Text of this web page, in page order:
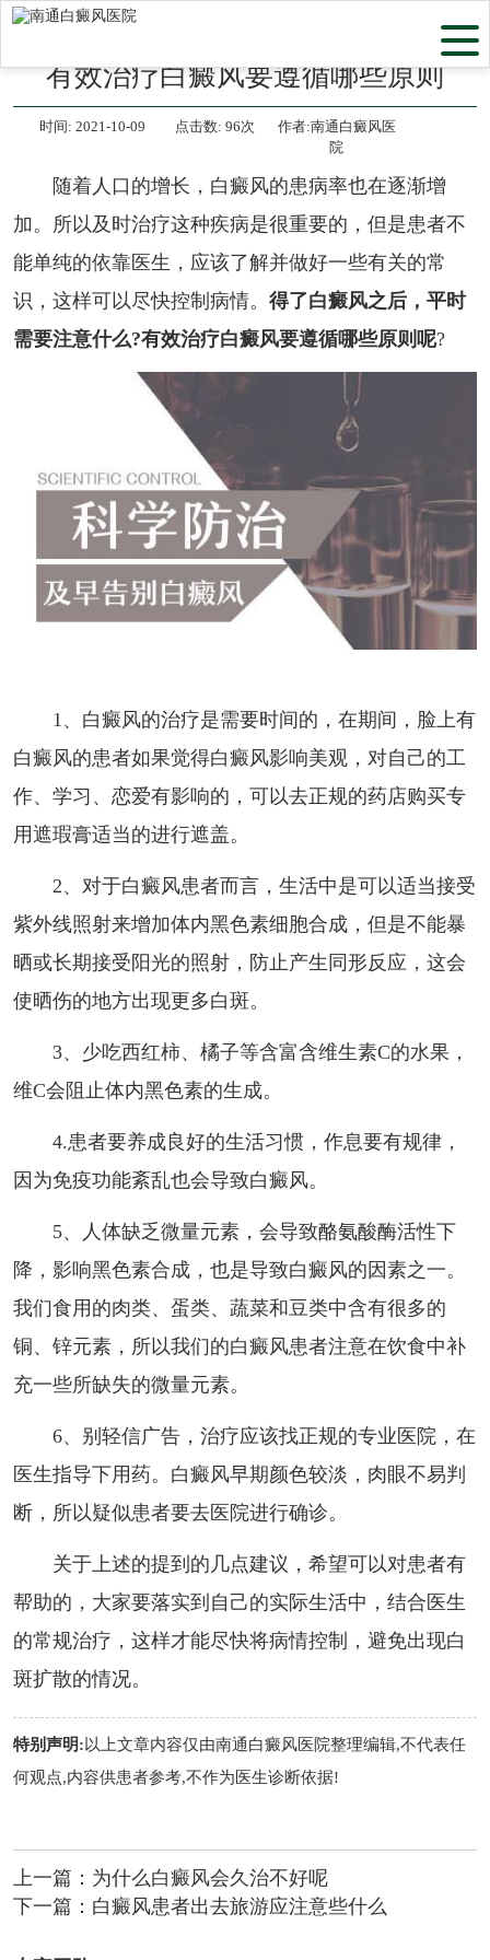
有效治疗白癜风要遵循哪些原则
时间: 2021-10-09 点击数: 96次
作者:南通白癜风医
院
随着人口的增长，白癜风的患病率也在逐渐增
加。所以及时治疗这种疾病是很重要的，但是患者不
能单纯的依靠医生，应该了解并做好一些有关的常
识，这样可以尽快控制病情。 得了白癜风之后，平时
需要注意什么?有效治疗白癜风要遵循哪些原则呢?
1、白癜风的治疗是需要时间的，在期间，脸上有
白癜风的患者如果觉得白癜风影响美观，对自己的工
作、学习、恋爱有影响的，可以去正规的药店购买专
用遮瑕膏适当的进行遮盖。
2、对于白癜风患者而言，生活中是可以适当接受
紫外线照射来增加体内黑色素细胞合成，但是不能暴
晒或长期接受阳光的照射，防止产生同形反应，这会
使晒伤的地方出现更多白斑。
3、少吃西红柿、橘子等含富含维生素C的水果，
维C会阻止体内黑色素的生成。
4.患者要养成良好的生活习惯，作息要有规律，
因为免疫功能紊乱也会导致白癜风。
5、人体缺乏微量元素，会导致酪氨酸酶活性下
降，影响黑色素合成，也是导致白癜风的因素之一。
我们食用的肉类、蛋类、蔬菜和豆类中含有很多的
铜、锌元素，所以我们的白癜风患者注意在饮食中补
充一些所缺失的微量元素。
6、别轻信广告，治疗应该找正规的专业医院，在
医生指导下用药。白癜风早期颜色较淡，肉眼不易判
断，所以疑似患者要去医院进行确诊。
关于上述的提到的几点建议，希望可以对患者有
帮助的，大家要落实到自己的实际生活中，结合医生
的常规治疗，这样才能尽快将病情控制，避免出现白
斑扩散的情况。
特别声明:以上文章内容仅由南通白癜风医院整理编辑,不代表任
何观点,内容供患者参考,不作为医生诊断依据!
上一篇： 为什么白癜风会久治不好呢
下一篇： 白癜风患者出去旅游应注意些什么